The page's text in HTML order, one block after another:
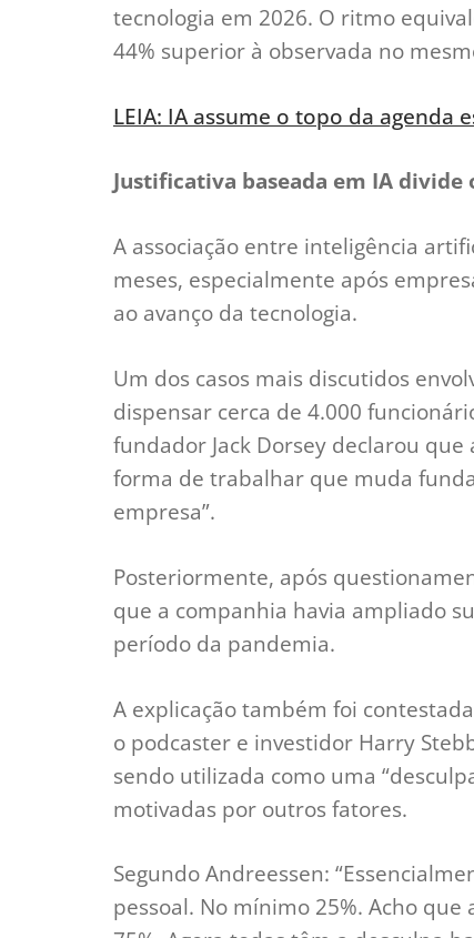
tecnologia em 2026. O ritmo
44% superior à observada no
LEIA: IA assume o topo da agenda
Justificativa baseada em IA divide
A associação entre inteligência
meses, especialmente após
ao avanço da tecnologia.
Um dos casos mais discutidos
dispensar cerca de 4.000
fundador Jack Dorsey declarou
forma de trabalhar que muda
empresa”.
Posteriormente, após
que a companhia havia ampliado
período da pandemia.
A explicação também foi
o podcaster e investidor Harry
sendo utilizada como uma
motivadas por outros fatores.
Segundo Andreessen:
pessoal. No mínimo 25%. Acho